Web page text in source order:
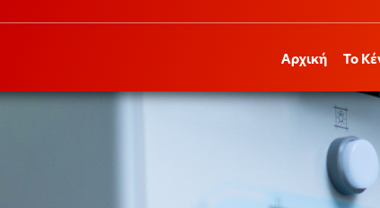
Αρχική Το